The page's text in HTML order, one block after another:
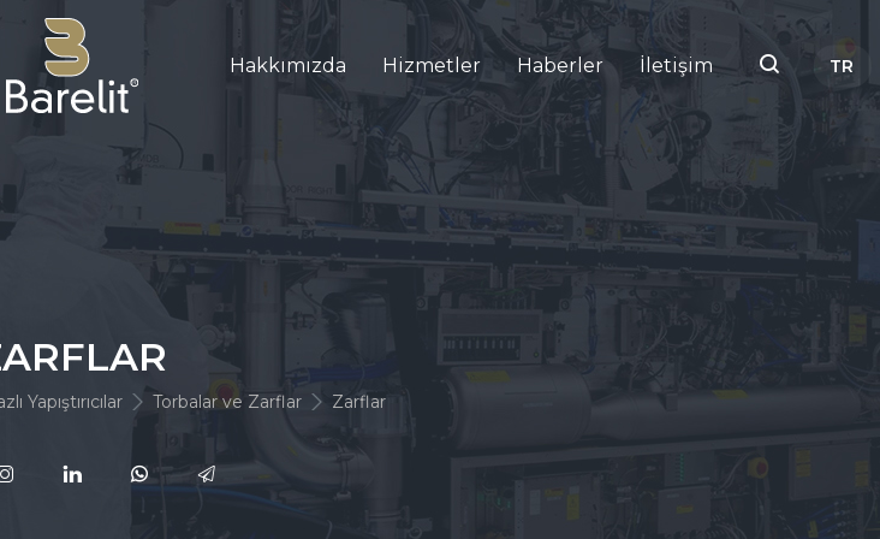
Hakkımızda Hizmetler Haberler İletişim
TR
Yapıştırıcılar Torbalar ve Zarflar Zarflar